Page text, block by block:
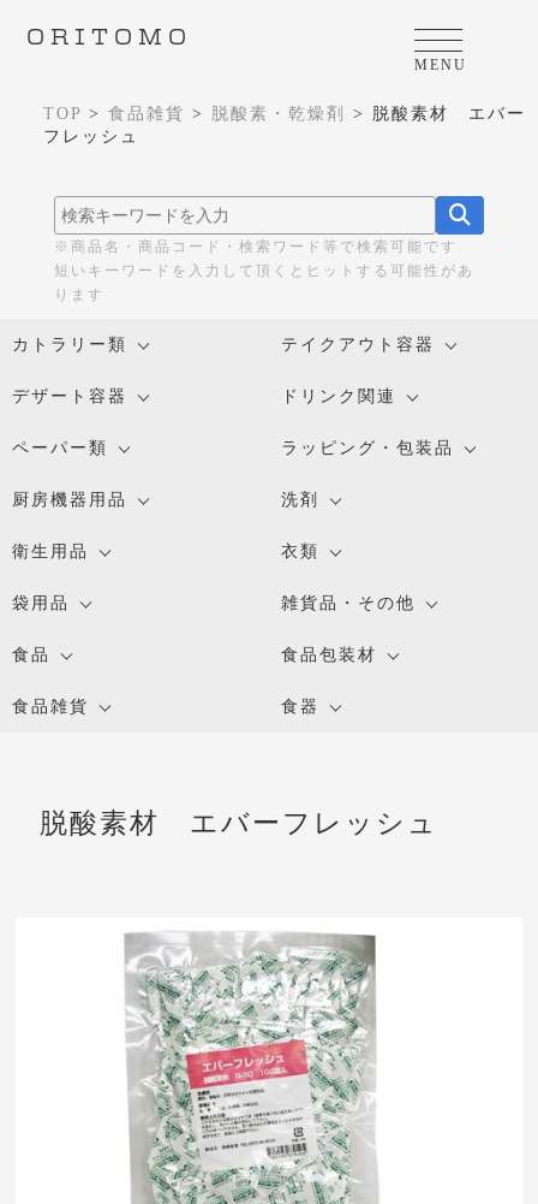
ORITOMO
MENU
TOP > 食品雑貨 > 脱酸素・乾燥剤 > 脱酸素材 エバー
フレッシュ
脱酸素材 エバーフレッシュ
※商品名・商品コード・検索ワード等で検索可能です
短いキーワードを入力して頂くとヒットする可能性があ
ります
カトラリー類 テイクアウト容器
デザート容器 ドリンク関連
ペーパー類 ラッピング・包装品
厨房機器用品 洗剤
衛生用品 衣類
袋用品 雑貨品・その他
食品 食品包装材
食品雑貨 食器